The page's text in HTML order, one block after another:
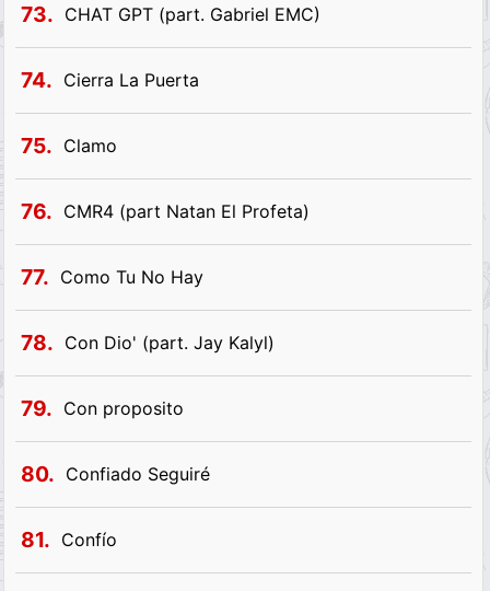
73. CHAT GPT (part. Gabriel EMC)
74. Cierra La Puerta
75. Clamo
76. CMR4 (part Natan El Profeta)
77. Como Tu No Hay
78. Con Dio' (part. Jay Kalyl)
79. Con proposito
80. Confiado Seguiré
81. Confío